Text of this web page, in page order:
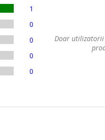
1
0
0
0
0
Doar